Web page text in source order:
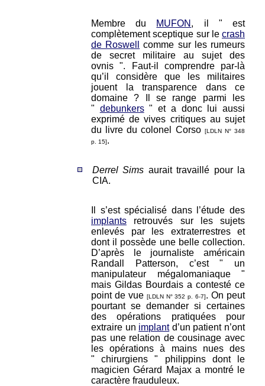
Membre du MUFON , il " est
complètement sceptique sur le crash
de Roswell
comme sur les rumeurs
de secret militaire au sujet des
ovnis ". Faut-il comprendre par-là
qu’il considère que les militaires
jouent la transparence dans ce
domaine ? Il se range parmi les
" debunkers" et a donc lui aussi
exprimé de vives critiques au sujet
du livre du colonel Corso [LDLN N° 348
p. 15].
Derrel Sims aurait travaillé pour la
CIA.
Il s’est spécialisé dans l’étude des
implants retrouvés sur les sujets
enlevés par les extraterrestres et
dont il possède une belle collection.
D’après le journaliste américain
Randall Patterson, c’est " un
manipulateur mégalomaniaque "
mais Gildas Bourdais a contesté ce
point de vue [LDLN N° 352 p. 6-7]. On peut
pourtant se demander si certaines
des opérations pratiquées pour
extraire un implantd’un patient n’ont
pas une relation de cousinage avec
les opérations à mains nues des
" chirurgiens " philippins dont le
magicien Gérard Majax a montré le
caractère frauduleux.